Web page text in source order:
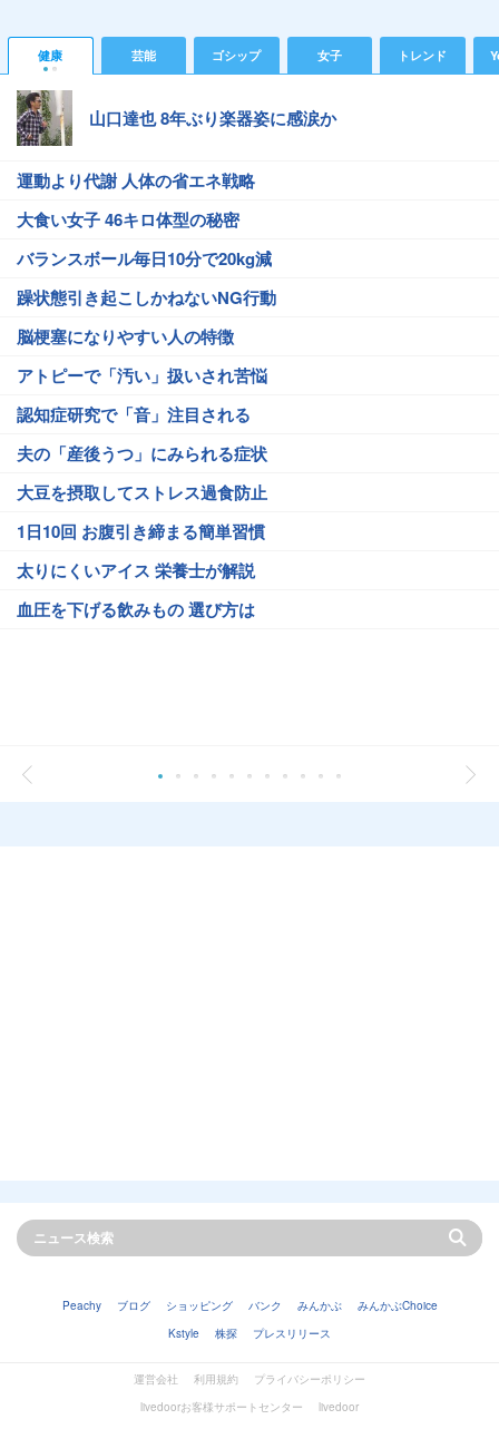
健康 芸能 ゴシップ 女子 トレンド
山口達也 8年ぶり楽器姿に感涙か
運動より代謝 人体の省エネ戦略
大食い女子 46キロ体型の秘密
バランスボール毎日10分で20kg減
躁状態引き起こしかねないNG行動
脳梗塞になりやすい人の特徴
アトピーで「汚い」扱いされ苦悩
認知症研究で「音」注目される
夫の「産後うつ」にみられる症状
大豆を摂取してストレス過食防止
1日10回 お腹引き締まる簡単習慣
太りにくいアイス 栄養士が解説
血圧を下げる飲みもの 選び方は
Peachy ブログ ショッピング バンク みんかぶ
みんかぶChoice
Kstyle
株探 プレスリリース
運営会社 利用規約
プライバシーポリシー
livedoorお客様サポートセンター
livedoor